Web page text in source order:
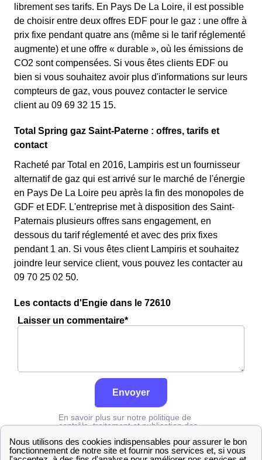
librement ses tarifs. En Pays De La Loire, il est possible
de choisir entre deux offres EDF pour le gaz : une offre à
prix fixe pendant quatre ans (même si le tarif réglementé
augmente) et une offre « durable », où les émissions de
CO2 sont compensées. Si vous êtes clients EDF ou
bien si vous souhaitez avoir plus d'informations sur leurs
compteurs de gaz, vous pouvez contacter le service
client au 09 69 32 15 15.
Total Spring gaz Saint-Paterne : offres, tarifs et
contact
Racheté par Total en 2016, Lampiris est un fournisseur
alternatif de gaz qui est arrivé sur le marché de l'énergie
en Pays De La Loire peu après la fin des monopoles de
GDF et EDF. L'entreprise met à disposition des Saint-
Paternais plusieurs offres sans engagement, en
dessous du tarif réglementé et avec des prix fixes
pendant 1 an. Si vous êtes client Lampiris et souhaitez
joindre leur service client, vous pouvez les contacter au
09 70 25 02 50.
Les contacts d'Engie dans le 72610
Laisser un commentaire*
Envoyer
En savoir plus sur notre politique de
contrôle, traitement et publication des